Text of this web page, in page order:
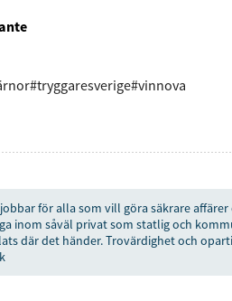
#tryggaresverige#vinnova
för alla som vill göra säkrare
inom såväl privat som statlig och
där det händer. Trovärdighet och
Anmäl dig till vårt